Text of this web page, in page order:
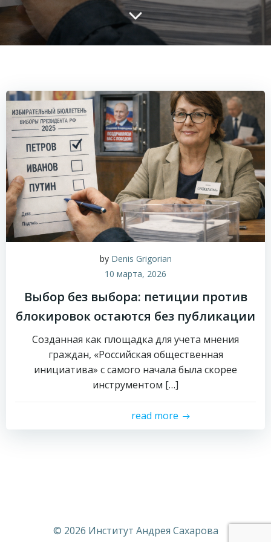
by Denis Grigorian
10 марта, 2026
Выбор без выбора: петиции против
блокировок остаются без публикации
Созданная как площадка для учета мнения
граждан, «Российская общественная
инициатива» с самого начала была скорее
инструментом […]
read more
© 2026 Институт Андрея Сахарова